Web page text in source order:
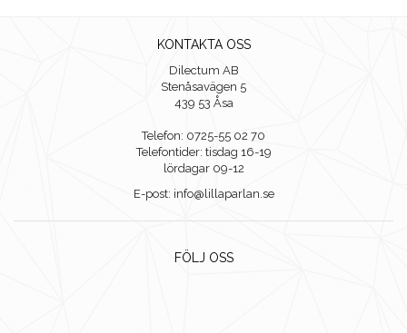
KONTAKTA OSS
Dilectum AB
Stenåsavägen 5
439 53 Åsa
Telefon: 0725-55 02 70
Telefontider: tisdag 16-19
lördagar 09-12
E-post: info@lillaparlan.se
FÖLJ OSS